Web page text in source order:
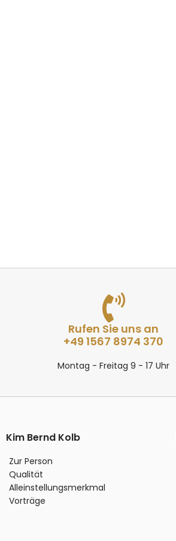
Rufen Sie uns an
+49 1567 8974 370
Montag - Freitag 9 - 17 Uhr
Kim Bernd Kolb
Zur Person
Qualität
Alleinstellungsmerkmal
Vorträge